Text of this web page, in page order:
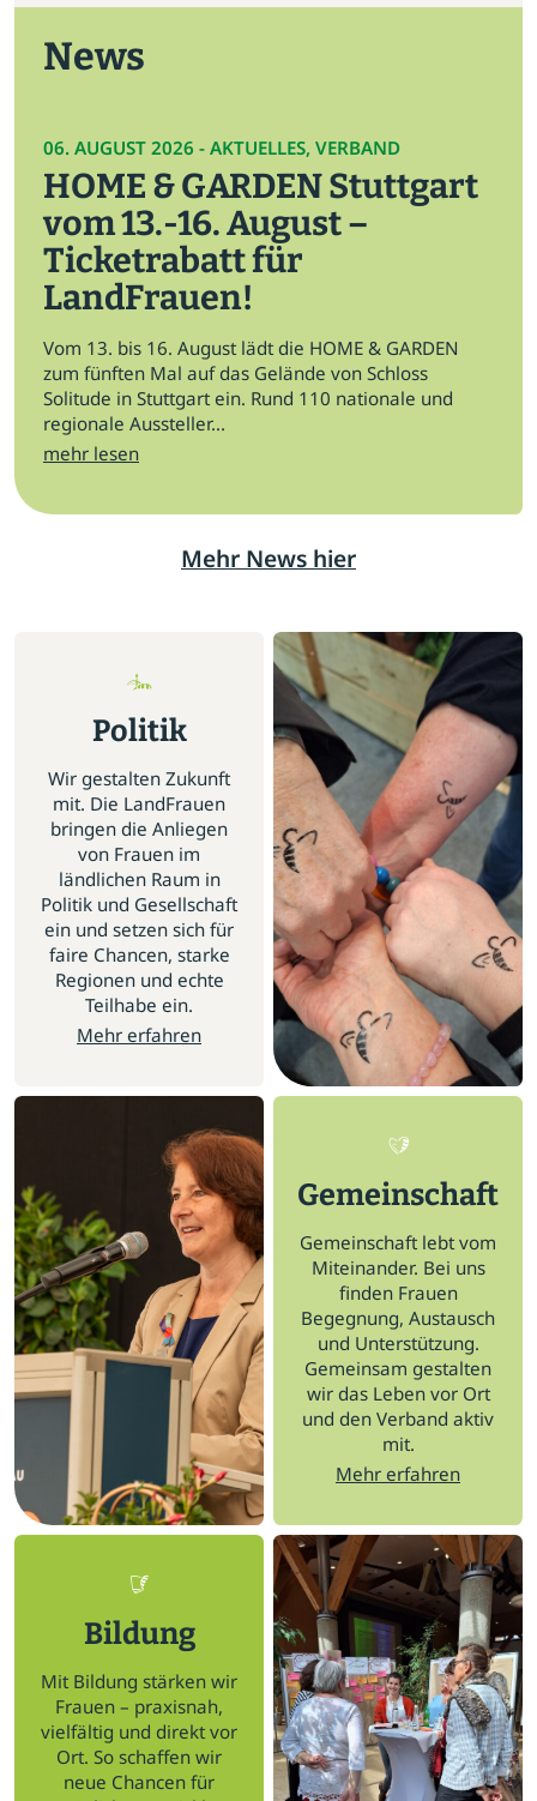
News
06. AUGUST 2026 - AKTUELLES, VERBAND
HOME & GARDEN Stuttgart
vom 13.-16. August –
Ticketrabatt für
LandFrauen!
Vom 13. bis 16. August lädt die HOME & GARDEN
zum fünften Mal auf das Gelände von Schloss
Solitude in Stuttgart ein. Rund 110 nationale und
regionale Aussteller...
mehr lesen
Mehr News hier
Politik
Wir gestalten Zukunft
mit. Die LandFrauen
bringen die Anliegen
von Frauen im
ländlichen Raum in
Politik und Gesellschaft
ein und setzen sich für
faire Chancen, starke
Regionen und echte
Teilhabe ein.
Mehr erfahren
Gemeinschaft
Gemeinschaft lebt vom
Miteinander. Bei uns
finden Frauen
Begegnung, Austausch
und Unterstützung.
Gemeinsam gestalten
wir das Leben vor Ort
und den Verband aktiv
mit.
Mehr erfahren
Bildung
Mit Bildung stärken wir
Frauen – praxisnah,
vielfältig und direkt vor
Ort. So schaffen wir
neue Chancen für